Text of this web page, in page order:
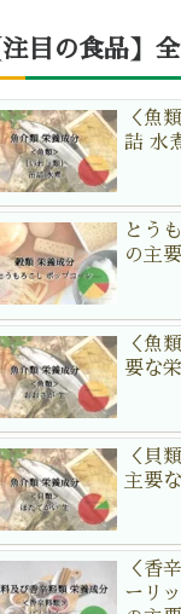
注目の食品】
＜魚
詰 水
とう
の主
＜魚
要な
＜貝
主要
＜香
ーリ